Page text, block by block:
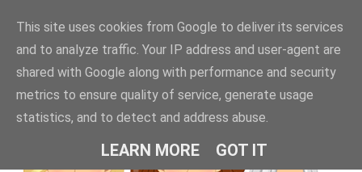
This site uses cookies from Google to deliver its services
and to analyze traffic. Your IP address and user-agent are
shared with Google along with performance and security
metrics to ensure quality of service, generate usage
statistics, and to detect and address abuse.
LEARN MORE GOT IT